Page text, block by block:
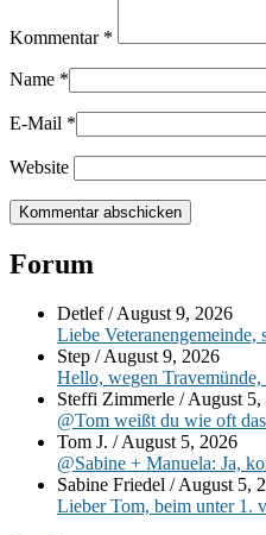
Kommentar *
Name *
E-Mail *
Website
Primärer
Widgetbereich
Forum
Detlef/August 9, 2026
Liebe
Step /August 9, 2026
Hello, wegen
Steffi Zimmerle /August 5,
@Tom weißt du wie oft
Tom J. /August 5, 2026
@Sabine + Manuela: Ja,
Sabine Friedel /August 5,
Lieber Tom, beim unter 1.